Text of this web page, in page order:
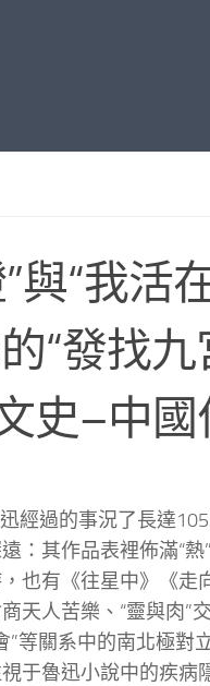
”與“我
“發找
史–中國
經過的事況了長達
：其作品表裡佈滿“熱
也有《往星中》《走
天人苦樂、“靈與肉”
”等關系中的南北極
于魯迅小說中的疾病